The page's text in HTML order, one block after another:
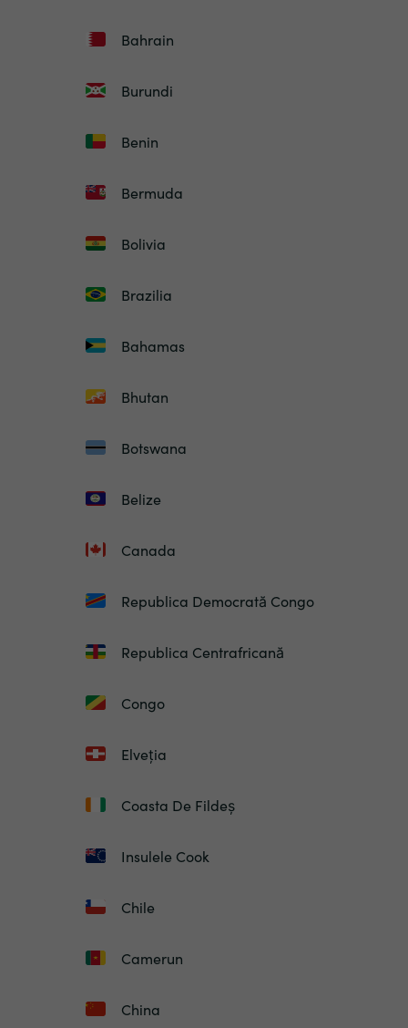
Bahrain
Burundi
Benin
Bermuda
Bolivia
Brazilia
Bahamas
Bhutan
Botswana
Belize
Canada
Republica Democrată Congo
Republica Centrafricană
Congo
Elveția
Coasta De Fildeș
Insulele Cook
Chile
Camerun
China